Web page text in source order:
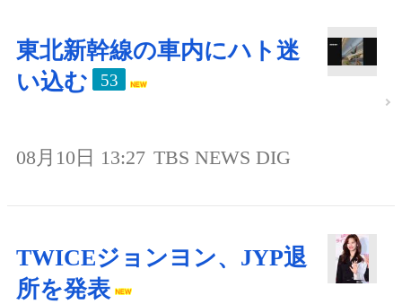
東北新幹線の車内にハト迷
い込む
53
08月10日 13:27 TBS NEWS DIG
TWICEジョンヨン、JYP退
所を発表